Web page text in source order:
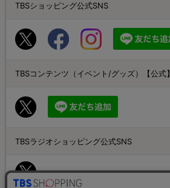
TBSショッピング公式SNS
TBSコンテンツ（イベント/グッズ）【公式】
TBSラジオショッピング公式SNS